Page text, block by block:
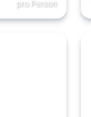
pro Person